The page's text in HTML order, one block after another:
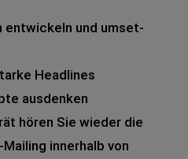
ent­wi­ckeln und umset­
Head­lines
aus­den­ken
hören Sie wie­der die
inner­halb von